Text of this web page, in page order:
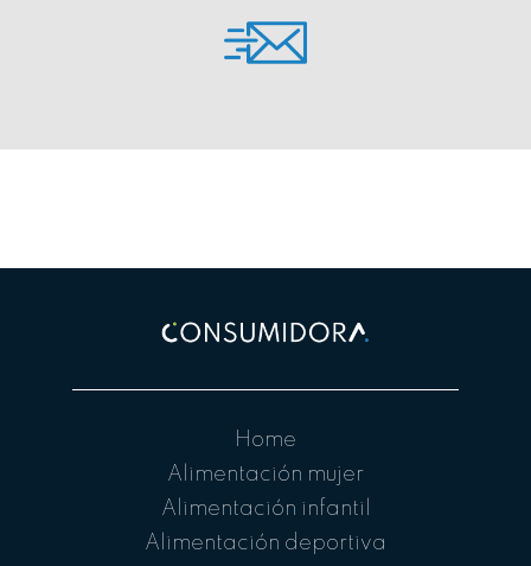
Home
Alimentación mujer
Alimentación infantil
Alimentación deportiva